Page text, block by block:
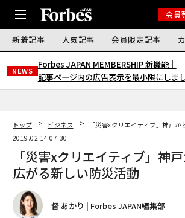
会員
新着記事 人気記事 会員限定記事
NEWS
Forbes JAPAN MEMBERSHIP 新機能｜
記事ページ内の広告表示を最小限にしま
トップ ビジネス
「災害xクリエイティブ」神戸
2019.02.14 07:30
「災害xクリエイティブ」神
広がる新しい防災活動
督 あかり | Forbes JAPAN編集部